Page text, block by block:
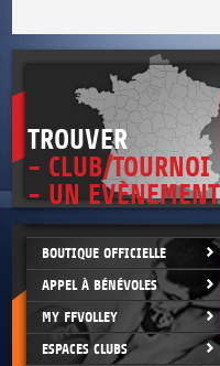
TROUVER
- CLUB/TOURNOI
- UN EVÈNEMENT
BOUTIQUE OFFICIELLE
APPEL À BÉNÉVOLES
MY FFVOLLEY
ESPACES CLUBS